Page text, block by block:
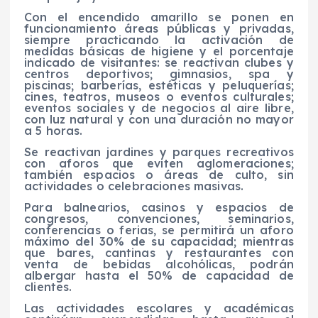
Con el encendido amarillo se ponen en
funcionamiento áreas públicas y privadas,
siempre practicando la activación de
medidas básicas de higiene y el porcentaje
indicado de visitantes: se reactivan clubes y
centros deportivos; gimnasios, spa y
piscinas; barberías, estéticas y peluquerías;
cines, teatros, museos o eventos culturales;
eventos sociales y de negocios al aire libre,
con luz natural y con una duración no mayor
a 5 horas.
Se reactivan jardines y parques recreativos
con aforos que eviten aglomeraciones;
también espacios o áreas de culto, sin
actividades o celebraciones masivas.
Para balnearios, casinos y espacios de
congresos, convenciones, seminarios,
conferencias o ferias, se permitirá un aforo
máximo del 30% de su capacidad; mientras
que bares, cantinas y restaurantes con
venta de bebidas alcohólicas, podrán
albergar hasta el 50% de capacidad de
clientes.
Las actividades escolares y académicas